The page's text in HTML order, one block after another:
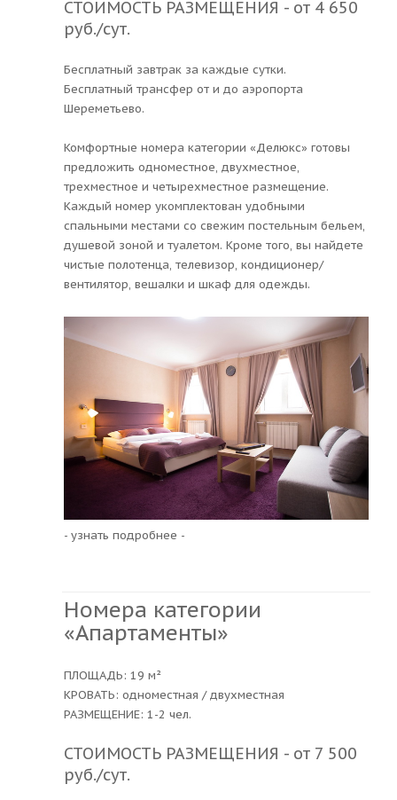
СТОИМОСТЬ РАЗМЕЩЕНИЯ - от 4 650
руб./сут.
Бесплатный завтрак за каждые сутки.
Бесплатный трансфер от и до аэропорта
Шереметьево.
Комфортные номера категории «Делюкс» готовы
предложить одноместное, двухместное,
трехместное и четырехместное размещение.
Каждый номер укомплектован удобными
спальными местами со свежим постельным бельем,
душевой зоной и туалетом. Кроме того, вы найдете
чистые полотенца, телевизор, кондиционер/
вентилятор, вешалки и шкаф для одежды.
- узнать подробнее -
Номера категории
«Апартаменты»
ПЛОЩАДЬ: 19 м²
КРОВАТЬ: одноместная / двухместная
РАЗМЕЩЕНИЕ: 1-2 чел.
СТОИМОСТЬ РАЗМЕЩЕНИЯ - от 7 500
руб./сут.